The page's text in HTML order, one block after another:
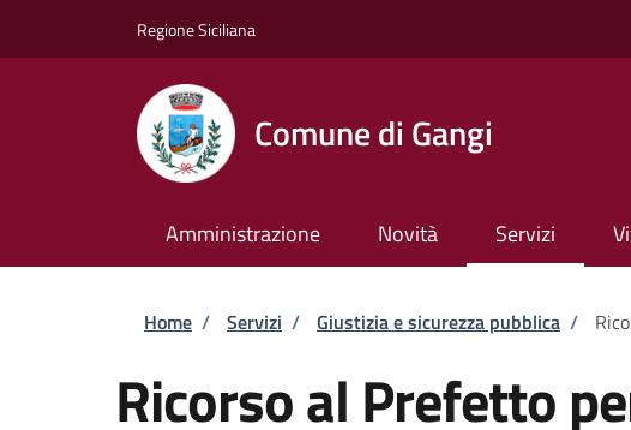
Regione Siciliana
Comune di Gangi
Amministrazione Novità Servizi
Briciole di pane
Home / Servizi / Giustizia e sicurezza pubblica /
Ricorso al Prefetto